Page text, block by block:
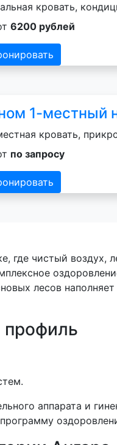
кровать,
6200 рублей
1-местный
кровать,
по запросу
где чистый
лесов
аппарата и